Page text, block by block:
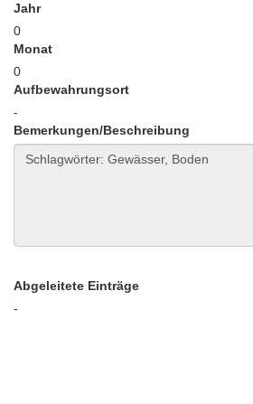
Jahr
0
Monat
0
Aufbewahrungsort
-
Bemerkungen/Beschreibung
Abgeleitete Einträge
-